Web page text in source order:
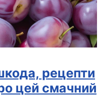
рецепти
цей смачний